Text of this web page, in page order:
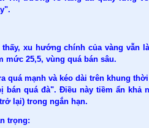
xu hướng chính của vàng vẫn
mức 25,5, vùng quá bán sâu.
quá mạnh và kéo dài trên khung
quá đà". Điều này tiềm ẩn khả
lại) trong ngắn hạn.
trọng: